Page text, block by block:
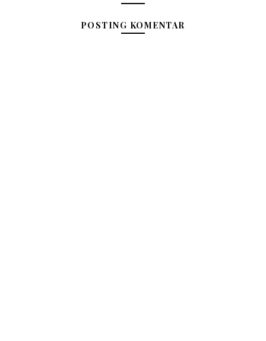
POSTING KOMENTAR